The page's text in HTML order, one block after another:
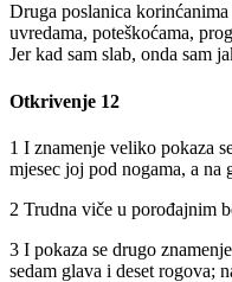
Druga poslanica
uvredama, poteškoćama,
Jer kad sam slab, onda sam
Otkrivenje 12
1 I znamenje veliko pokaza
mjesec joj pod nogama, a na
2 Trudna viče u porođajnim
3 I pokaza se drugo
sedam glava i deset rogova;